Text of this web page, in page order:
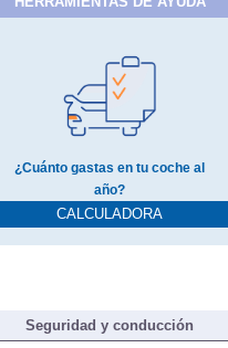
¿Cuánto gastas en tu coche al
año?
CALCULADORA
Seguridad y conducción